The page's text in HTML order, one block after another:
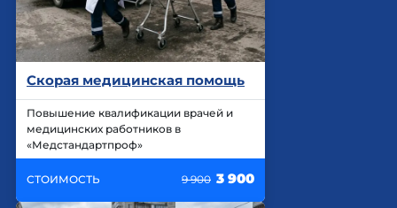
Скорая медицинская помощь
Повышение квалификации врачей и
медицинских работников в
«Медстандартпроф»
СТОИМОСТЬ 9 900 3 900